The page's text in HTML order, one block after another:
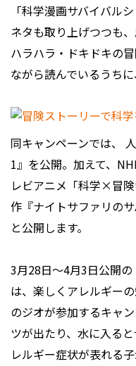
「科学漫画サバイバル
ネタも取り上げつつも
ハラハラ・ドキドキの
ながら読んでいるうち
同キャンペーンでは、
1』を公開。加えて、
レビアニメ「科学×冒
作『ナイトサファリの
と公開します。
3月28日～4月3日公開の
は、楽しくアレルギー
のジオが参加するキャ
ツが出たり、水に入る
レルギー症状が表れる